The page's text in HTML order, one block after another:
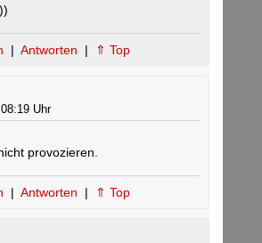
| Antworten | ⇑ Top
Uhr
provozieren.
| Antworten | ⇑ Top